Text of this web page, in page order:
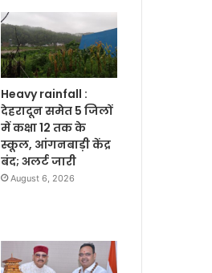
Heavy rainfall :
देहरादून समेत 5 जिलों
में कक्षा 12 तक के
स्कूल, आंगनबाड़ी केंद्र
बंद; अलर्ट जारी
August 6, 2026